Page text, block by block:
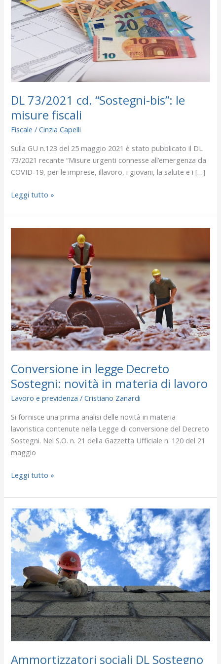
DL 73/2021 cd. “Sostegni-bis”: le
misure fiscali
Fiscale /Cinzia Capelli
Sulla GU n.123 del 25 maggio 2021 è stato pubblicato il DL
73/2021 recante “Misure urgenti connesse all’emergenza da
COVID-19, per le imprese, illavoro, i giovani, la salute e i […]
le
misure
fiscali
Leggi tutto »
Conversione in legge Decreto
Sostegni: novità in materia di lavoro
Lavoro e previdenza /Cristiano Zanardi
Si fornisce una prima analisi delle novità in materia
lavoristica contenute nella Legge di conversione del Decreto
Sostegni. Nel S.O. n. 21 della Gazzetta Ufficiale n. 120 del 21
maggio
legge
Sostegni:
novità
in
materia
di
lavoro
Leggi tutto »
Ammortizzatori sociali DL Sostegno
Ammortizzatori
sociali
DL
Sostegno
Prime
indicazioni